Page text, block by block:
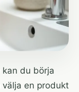
kan du börja
en produkt